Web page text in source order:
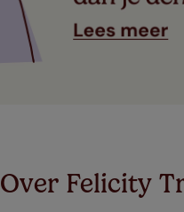
Over Felicity